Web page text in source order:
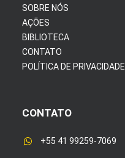
SOBRE NÓS
AÇÕES
BIBLIOTECA
CONTATO
POLÍTICA DE PRIVACIDADE
CONTATO
+55 41 99259-7069